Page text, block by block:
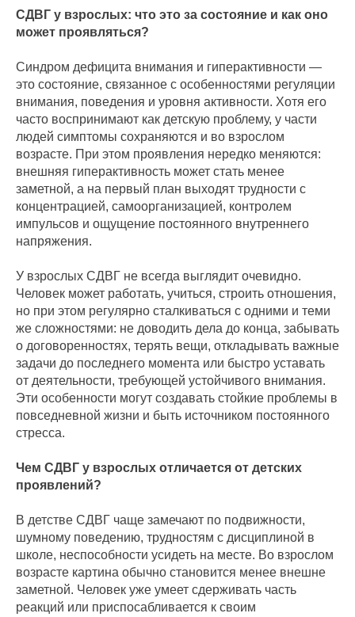
СДВГ у взрослых: что это за состояние и как оно
может проявляться?
Синдром дефицита внимания и гиперактивности —
это состояние, связанное с особенностями регуляции
внимания, поведения и уровня активности. Хотя его
часто воспринимают как детскую проблему, у части
людей симптомы сохраняются и во взрослом
возрасте. При этом проявления нередко меняются:
внешняя гиперактивность может стать менее
заметной, а на первый план выходят трудности с
концентрацией, самоорганизацией, контролем
импульсов и ощущение постоянного внутреннего
напряжения.
У взрослых СДВГ не всегда выглядит очевидно.
Человек может работать, учиться, строить отношения,
но при этом регулярно сталкиваться с одними и теми
же сложностями: не доводить дела до конца, забывать
о договоренностях, терять вещи, откладывать важные
задачи до последнего момента или быстро уставать
от деятельности, требующей устойчивого внимания.
Эти особенности могут создавать стойкие проблемы в
повседневной жизни и быть источником постоянного
стресса.
Чем СДВГ у взрослых отличается от детских
проявлений?
В детстве СДВГ чаще замечают по подвижности,
шумному поведению, трудностям с дисциплиной в
школе, неспособности усидеть на месте. Во взрослом
возрасте картина обычно становится менее внешне
заметной. Человек уже умеет сдерживать часть
реакций или приспосабливается к своим